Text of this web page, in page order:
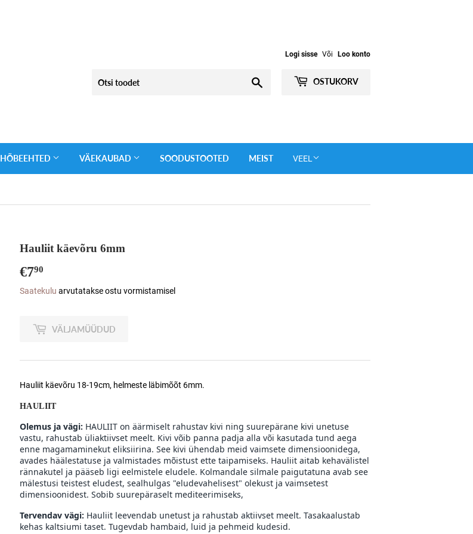
Logi sisse Või Loo konto
OSTUKORV
HÕBEEHTED VÄEKAUBAD SOODUSTOOTED MEIST VEEL
Hauliit käevõru 6mm
€790
Saatekulu arvutatakse ostu vormistamisel
VÄLJAMÜÜDUD
Hauliit käevõru 18-19cm, helmeste läbimõõt 6mm.
HAULIIT
Olemus ja vägi: HAULIIT on äärmiselt rahustav kivi ning suurepärane kivi unetuse
vastu, rahustab üliaktiivset meelt. Kivi võib panna padja alla või kasutada tund aega
enne magamaminekut eliksiirina. See kivi ühendab meid vaimsete dimensioonidega,
avades häälestatuse ja valmistades mõistust ette taipamiseks. Hauliit aitab kehavälistel
rännakutel ja pääseb ligi eelmistele eludele. Kolmandale silmale paigutatuna avab see
mälestusi teistest eludest, sealhulgas "eludevahelisest" olekust ja vaimsetest
dimensioonidest. Sobib suurepäraselt mediteerimiseks,
Tervendav vägi: Hauliit leevendab unetust ja rahustab aktiivset meelt. Tasakaalustab
kehas kaltsiumi taset. Tugevdab hambaid, luid ja pehmeid kudesid.